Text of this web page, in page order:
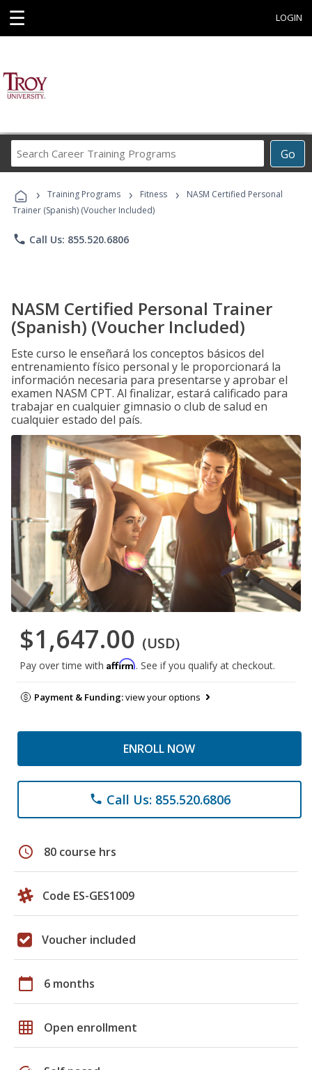
☰ LOGIN
Go
Career
Programs
› Training Programs › Fitness ›
NASM Certified Personal
Trainer (Spanish) (Voucher Included)
phone Call Us: 855.520.6806
NASM Certified Personal Trainer
(Spanish) (Voucher Included)
Este curso le enseñará los conceptos básicos del
entrenamiento físico personal y le proporcionará la
información necesaria para presentarse y aprobar el
examen NASM CPT. Al finalizar, estará calificado para
trabajar en cualquier gimnasio o club de salud en
cualquier estado del país.
$1,647.00 (USD)
Pay over time with Affirm. See if you qualify at checkout.
Payment & Funding:view your options
ENROLL NOW
phone Call Us: 855.520.6806
schedule 80 course hrs
Code ES-GES1009
Voucher included
calendar_today 6 months
grid_on Open enrollment